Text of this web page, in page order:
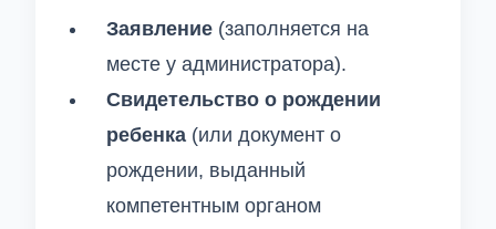
Заявление (заполняется на
месте у администратора).
Свидетельство о рождении
ребенка (или документ о
рождении, выданный
компетентным органом